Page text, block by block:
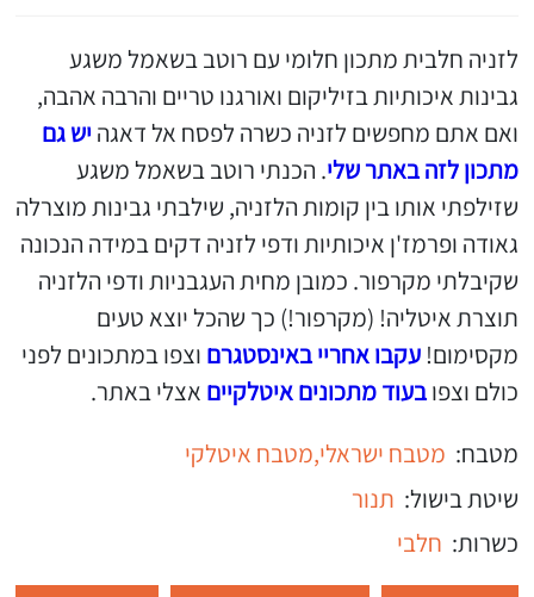
לזניה חלבית מתכון חלומי עם רוטב בשאמל משגע
גבינות איכותיות בזיליקום ואורגנו טריים והרבה אהבה,
ואם אתם מחפשים לזניה כשרה לפסח אל דאגהיש גם
מתכון לזה באתר שלי. הכנתי רוטב בשאמל משגע
שזילפתי אותו בין קומות הלזניה, שילבתי גבינות מוצרלה
גאודה ופרמז'ן איכותיות ודפי לזניה דקים במידה הנכונה
שקיבלתי מקרפור. כמובן מחית העגבניות ודפי הלזניה
תוצרת איטליה! (מקרפור!) כך שהכל יוצא טעים
מקסימום! עקבו אחריי באינסטגרם וצפו במתכונים לפני
כולם וצפובעוד מתכונים איטלקיים אצלי באתר.
מטבח: מטבח ישראלי,מטבח איטלקי
שיטת בישול: תנור
כשרות: חלבי